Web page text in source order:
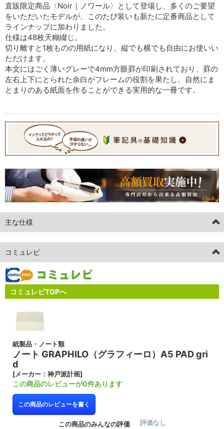
直販限定商品〈Noir｜ノワール〉として登場し、多くのご要望
をいただいたモデルが、このたび装いも新たに定番商品として
ラインナップに加わりました。
仕様は48枚天糊綴じ。
切り離すと1枚ものの用紙になり、縦でも横でも自由にお使いい
ただけます。
本文にはごく薄いグレーで4mm方眼罫が印刷されており、罫の
左右上下にとられた余白がフレームの役割を果たし、自然にま
とまりのある紙面を作ることができる実用的な一冊です。
主な仕様
コミュレビ
コミュレビTOPへ
紙製品・ノート類
ノート GRAPHILO（グラフィーロ）A5 PAD gri
d
[メーカー：神戸派計画]
この商品のレビューが0件あります
この商品のレビューを書く
この商品のみんなの評価 評価なし